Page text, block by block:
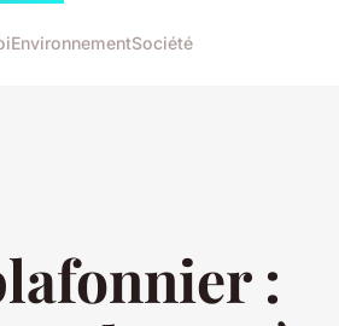
EnvironnementSociété
: